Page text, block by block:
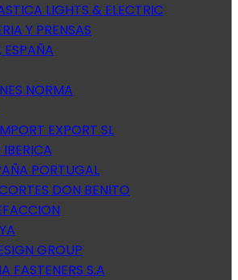
LIGHTS & ELECTRIC
Y PRENSAS
ESPAÑA
NORMA
EXPORT SL
IBERICA
PORTUGAL
DON BENITO
GROUP
FASTENERS S.A